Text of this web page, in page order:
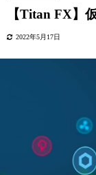
【Titan FX】
2022年5月17日